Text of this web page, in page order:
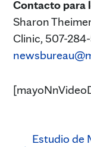
Contacto para
Sharon
Clinic, 507-
Estudio de